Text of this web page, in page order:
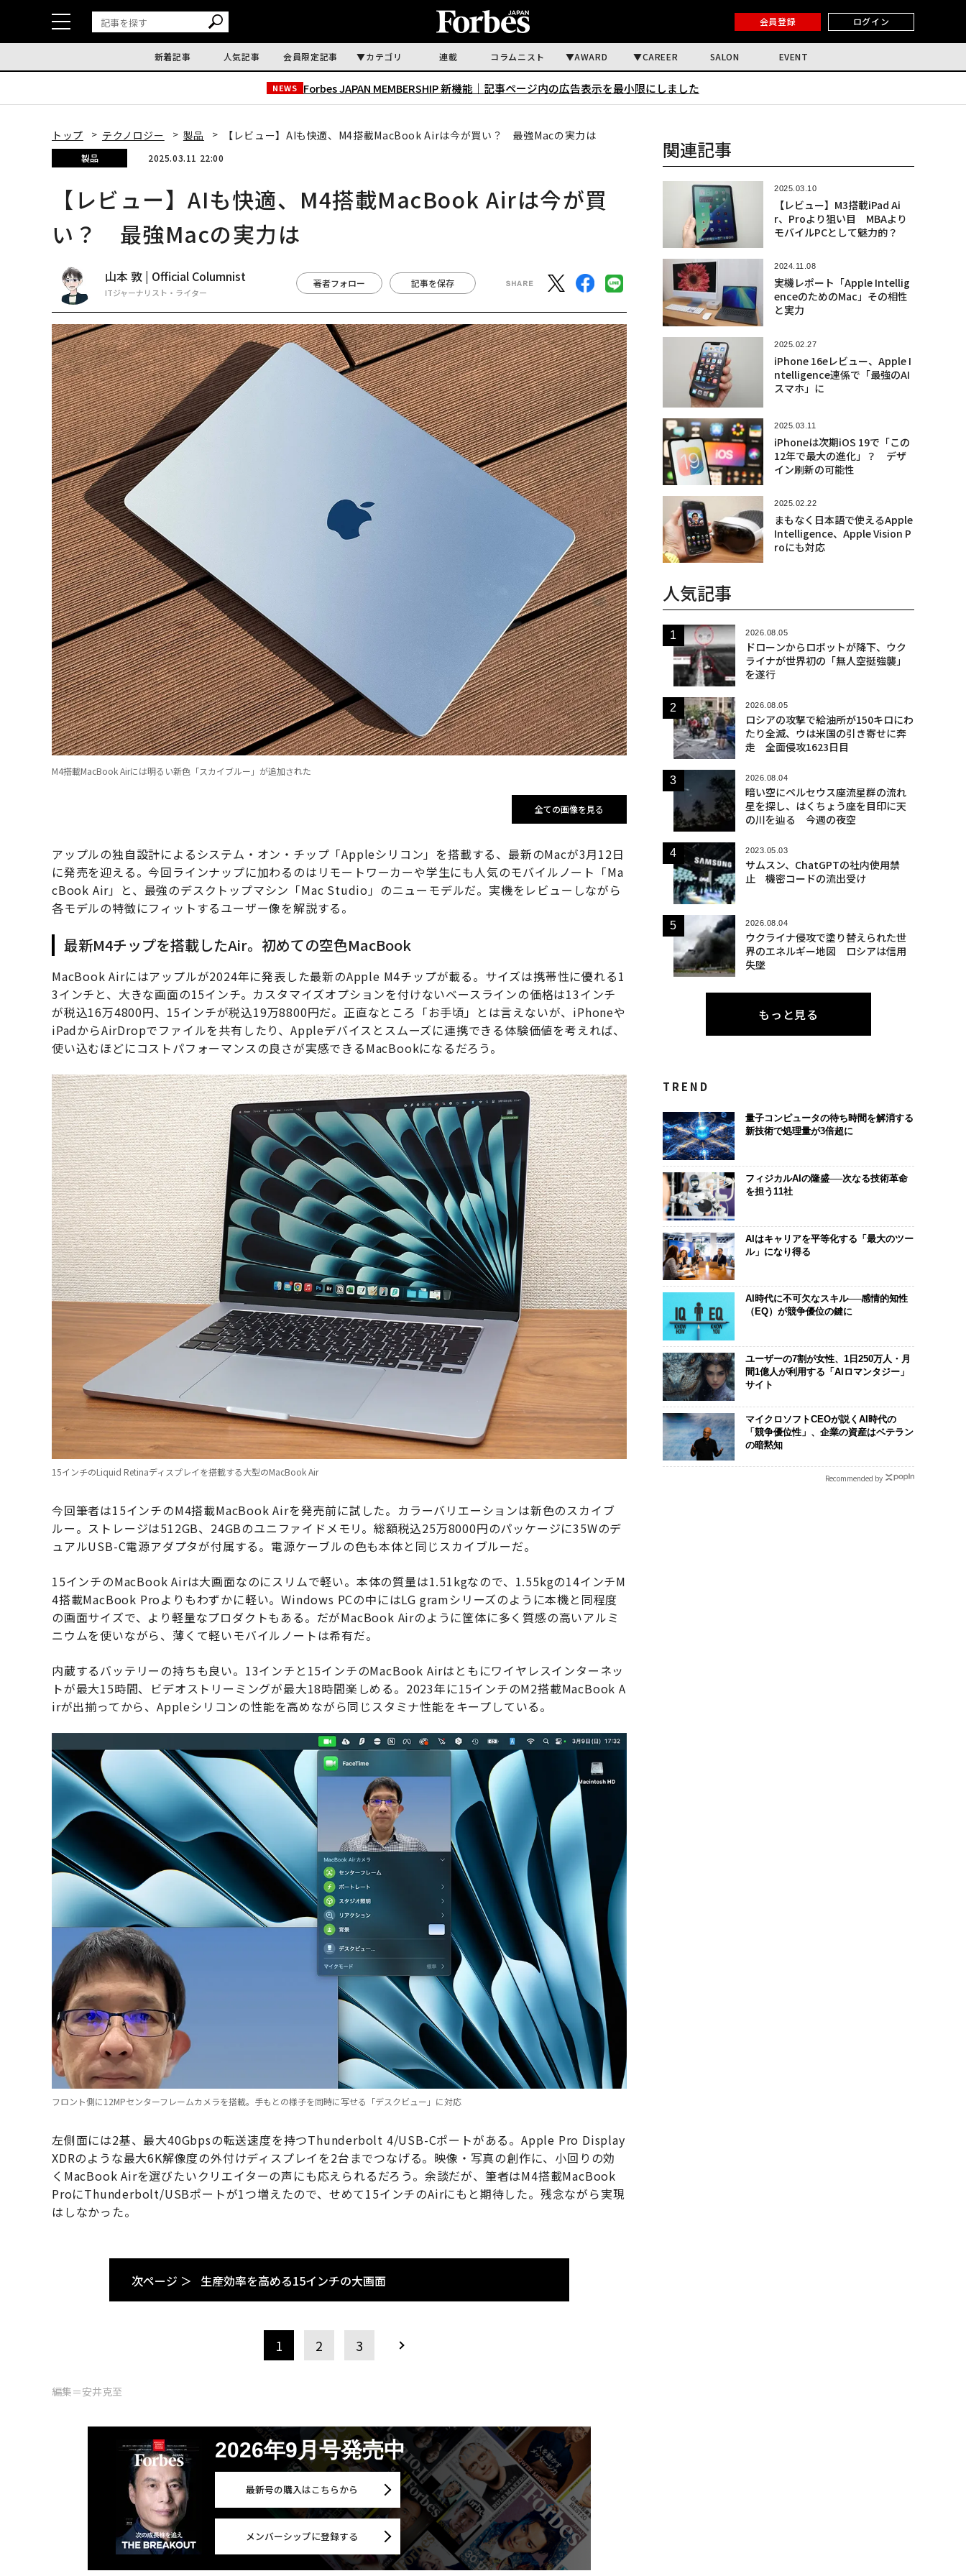
会員登録 ログイン
新着記事 人気記事 会員限定記事 カテゴリ 連載 コラムニスト AWARD CAREER SALON EVENT
NEWS Forbes JAPAN MEMBERSHIP 新機能｜ 記事ページ内の広告表示を最小限にしました
トップ テクノロジー 製品 【レビュー】AIも快適、M4搭載MacBook Airは今が買い？ 最強Macの実力は
製品 2025.03.11 22:00
【レビュー】AIも快適、M4搭載MacBook Airは今が買
い？ 最強Macの実力は
山本 敦 | Official Columnist
ITジャーナリスト・ライター
著者フォロー 記事を保存
M4搭載MacBook Airには明るい新色「スカイブルー」が追加された
全ての画像を見る
アップルの独自設計によるシステム・オン・チップ「Appleシリコン」を搭載する、最新のMacが3月12日
に発売を迎える。今回ラインナップに加わるのはリモートワーカーや学生にも人気のモバイルノート「Ma
cBook Air」と、最強のデスクトップマシン「Mac Studio」のニューモデルだ。実機をレビューしながら
各モデルの特徴にフィットするユーザー像を解説する。
最新M4チップを搭載したAir。初めての空色MacBook
MacBook Airにはアップルが2024年に発表した最新のApple M4チップが載る。サイズは携帯性に優れる1
3インチと、大きな画面の15インチ。カスタマイズオプションを付けないベースラインの価格は13インチ
が税込16万4800円、15インチが税込19万8800円だ。正直なところ「お手頃」とは言えないが、iPhoneや
iPadからAirDropでファイルを共有したり、Appleデバイスとスムーズに連携できる体験価値を考えれば、
使い込むほどにコストパフォーマンスの良さが実感できるMacBookになるだろう。
15インチのLiquid Retinaディスプレイを搭載する大型のMacBook Air
今回筆者は15インチのM4搭載MacBook Airを発売前に試した。カラーバリエーションは新色のスカイブ
ルー。ストレージは512GB、24GBのユニファイドメモリ。総額税込25万8000円のパッケージに35Wのデ
ュアルUSB-C電源アダプタが付属する。電源ケーブルの色も本体と同じスカイブルーだ。
15インチのMacBook Airは大画面なのにスリムで軽い。本体の質量は1.51kgなので、1.55kgの14インチM
4搭載MacBook Proよりもわずかに軽い。Windows PCの中にはLG gramシリーズのように本機と同程度
の画面サイズで、より軽量なプロダクトもある。だがMacBook Airのように筐体に多く質感の高いアルミ
ニウムを使いながら、薄くて軽いモバイルノートは希有だ。
内蔵するバッテリーの持ちも良い。13インチと15インチのMacBook Airはともにワイヤレスインターネッ
トが最大15時間、ビデオストリーミングが最大18時間楽しめる。2023年に15インチのM2搭載MacBook A
irが出揃ってから、Appleシリコンの性能を高めながら同じスタミナ性能をキープしている。
フロント側に12MPセンターフレームカメラを搭載。手もとの様子を同時に写せる「デスクビュー」に対応
左側面には2基、最大40Gbpsの転送速度を持つThunderbolt 4/USB-Cポートがある。Apple Pro Display
XDRのような最大6K解像度の外付けディスプレイを2台までつなげる。映像・写真の創作に、小回りの効
くMacBook Airを選びたいクリエイターの声にも応えられるだろう。余談だが、筆者はM4搭載MacBook
ProにThunderbolt/USBポートが1つ増えたので、せめて15インチのAirにもと期待した。残念ながら実現
はしなかった。
次ページ ＞ 生産効率を高める15インチの大画面
1 2 3
編集＝安井克至
2026年9月号発売中
最新号の購入はこちらから
メンバーシップに登録する
関連記事
2025.03.10
【レビュー】M3搭載iPad Ai
r、Proより狙い目 MBAより
モバイルPCとして魅力的？
2024.11.08
実機レポート「Apple Intellig
enceのためのMac」その相性
と実力
2025.02.27
iPhone 16eレビュー、Apple I
ntelligence連係で「最強のAI
スマホ」に
2025.03.11
iPhoneは次期iOS 19で「この
12年で最大の進化」？ デザ
イン刷新の可能性
2025.02.22
まもなく日本語で使えるApple
Intelligence、Apple Vision P
roにも対応
人気記事
2026.08.05
ドローンからロボットが降下、ウク
ライナが世界初の「無人空挺強襲」
を遂行
2026.08.05
ロシアの攻撃で給油所が150キロにわ
たり全滅、ウは米国の引き寄せに奔
走 全面侵攻1623日目
2026.08.04
暗い空にペルセウス座流星群の流れ
星を探し、はくちょう座を目印に天
の川を辿る 今週の夜空
2023.05.03
サムスン、ChatGPTの社内使用禁
止 機密コードの流出受け
2026.08.04
ウクライナ侵攻で塗り替えられた世
界のエネルギー地図 ロシアは信用
失墜
もっと見る
TREND
量子コンピュータの待ち時間を解消する
新技術で処理量が3倍超に
フィジカルAIの隆盛──次なる技術革命
を担う11社
AIはキャリアを平等化する「最大のツー
ル」になり得る
AI時代に不可欠なスキル──感情的知性
（EQ）が競争優位の鍵に
ユーザーの7割が女性、1日250万人・月
間1億人が利用する「AIロマンタジー」
サイト
マイクロソフトCEOが説くAI時代の
「競争優位性」、企業の資産はベテラン
の暗黙知
Recommended by